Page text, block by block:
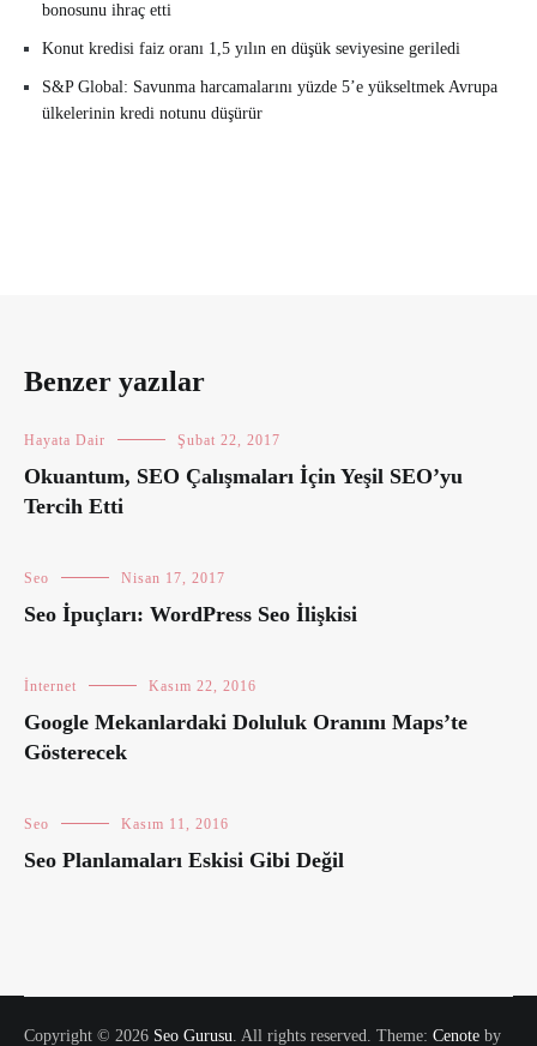
bonosunu ihraç etti
Konut kredisi faiz oranı 1,5 yılın en düşük seviyesine geriledi
S&P Global: Savunma harcamalarını yüzde 5’e yükseltmek Avrupa
ülkelerinin kredi notunu düşürür
Benzer yazılar
Hayata Dair Şubat 22, 2017
Okuantum, SEO Çalışmaları İçin Yeşil SEO’yu
Tercih Etti
Seo Nisan 17, 2017
Seo İpuçları: WordPress Seo İlişkisi
İnternet Kasım 22, 2016
Google Mekanlardaki Doluluk Oranını Maps’te
Gösterecek
Seo Kasım 11, 2016
Seo Planlamaları Eskisi Gibi Değil
Copyright © 2026 Seo Gurusu. All rights reserved. Theme: Cenote by